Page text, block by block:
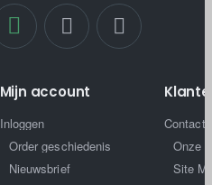
Mijn account
Inloggen
Order geschiedenis
Nieuwsbrief
Contact
Onze
Site